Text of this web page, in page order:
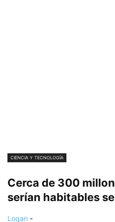
CIENCIA Y TECNOLOGÍA
Cerca de 300
serían habitables
Logan -